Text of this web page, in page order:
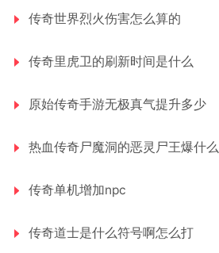
传奇世界烈火伤害怎么算的
传奇里虎卫的刷新时间是什么
原始传奇手游无极真气提升多少
热血传奇尸魔洞的恶灵尸王爆什么
传奇单机增加npc
传奇道士是什么符号啊怎么打